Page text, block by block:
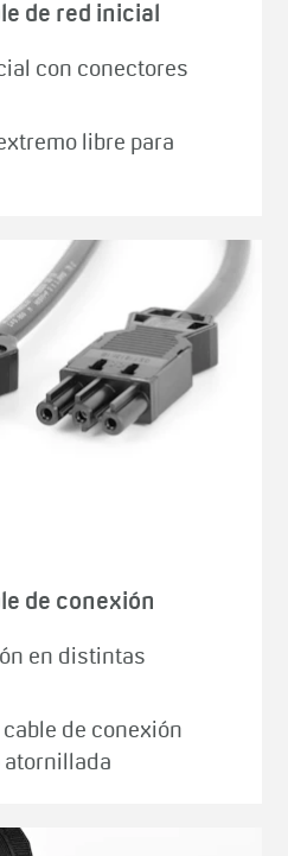
de red inicial
con conectores
libre para
de conexión
en distintas
de conexión
atornillada